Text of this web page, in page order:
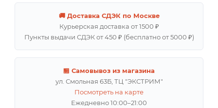
🚚 Доставка СДЭК по Москве
Курьерская доставка от 1500 ₽
Пункты выдачи СДЭК от 450 ₽ (бесплатно от 5000 ₽)
🏪 Самовывоз из магазина
ул. Смольная 63Б, ТЦ "ЭКСТРИМ"
Посмотреть на карте
Ежедневно 10:00–21:00